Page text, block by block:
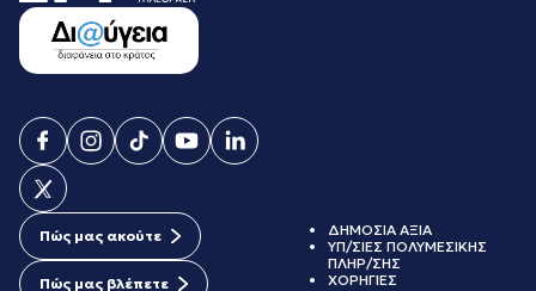
Πώς μας ακούτε
Πώς μας βλέπετε
ΔΗΜΟΣΙΑ ΑΞΙΑ
ΥΠ/ΣΙΕΣ ΠΟΛΥΜΕΣΙΚΗΣ
ΠΛΗΡ/ΣΗΣ
ΧΟΡΗΓΙΕΣ